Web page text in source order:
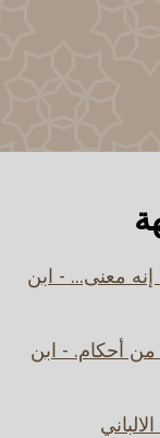
" إنه معنى... - ابن
أحكام. - ابن